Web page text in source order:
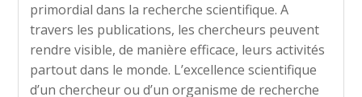
primordial dans la recherche scientifique. A
travers les publications, les chercheurs peuvent
rendre visible, de manière efficace, leurs activités
partout dans le monde. L’excellence scientifique
d’un chercheur ou d’un organisme de recherche